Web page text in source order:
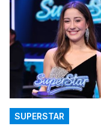
SUPERSTAR